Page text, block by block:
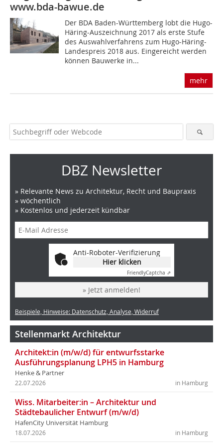
www.bda-bawue.de
Der BDA Baden-Württemberg lobt die Hugo-
Häring-Auszeichnung 2017 als erste Stufe
des Auswahlverfahrens zum Hugo-Häring-
Landespreis 2018 aus. Eingereicht werden
können Bauwerke in...
mehr
DBZ Newsletter
» Relevante News zu Architektur, Recht und Baupraxis
» wöchentlich
» Kostenlos und jederzeit kündbar
Anti-Roboter-Verifizierung
Hier klicken
FriendlyCaptcha ⇗
» Jetzt anmelden!
Beispiele, Hinweise: Datenschutz, Analyse, Widerruf
Stellenmarkt Architektur
Architekt:in (m/w/d) für entwurfsstarke
Ausführungsplanung LPH5 in Hamburg
Henke & Partner
in Hamburg
22.07.2026
Wiss. Mitarbeiter:in – Architektur und
Städtebaulicher Entwurf (m/w/d)
HafenCity Universität Hamburg
in Hamburg
18.07.2026